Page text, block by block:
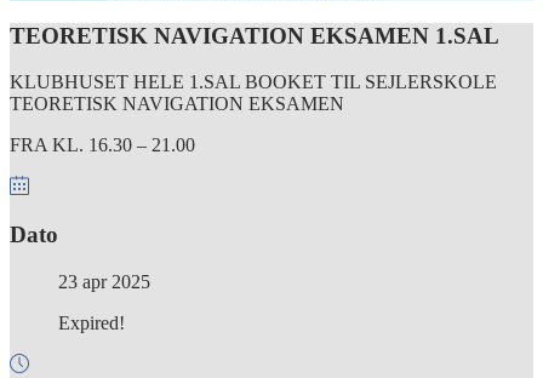
TEORETISK NAVIGATION EKSAMEN 1.SAL
KLUBHUSET HELE 1.SAL BOOKET TIL SEJLERSKOLE
TEORETISK NAVIGATION EKSAMEN
FRA KL. 16.30 – 21.00
Dato
23 apr 2025
Expired!